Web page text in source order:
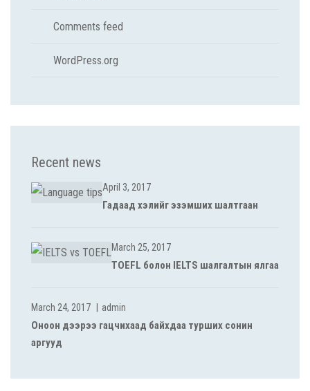
Comments feed
WordPress.org
Recent news
April 3, 2017
Гадаад хэлийг эзэмших шалтгаан
March 25, 2017
TOEFL болон IELTS шалгалтын ялгаа
March 24, 2017 admin
Оноон дээрээ гацчихаад байхдаа турших сонин
аргууд